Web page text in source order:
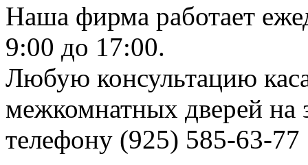
Наша фирма работает
9:00 до 17:00.
Любую консультацию
межкомнатных дверей на
телефону (925) 585-63-77